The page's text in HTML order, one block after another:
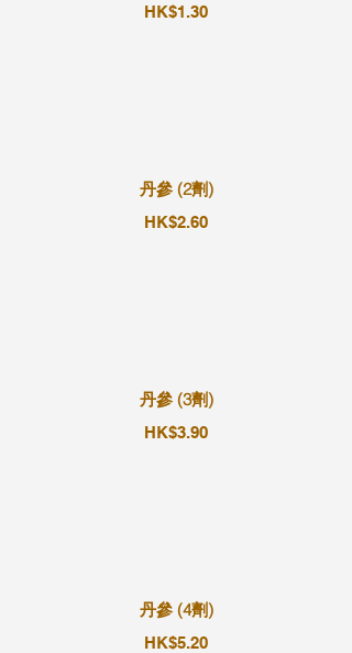
HK$1.30
丹參 (2劑)
HK$2.60
丹參 (3劑)
HK$3.90
丹參 (4劑)
HK$5.20